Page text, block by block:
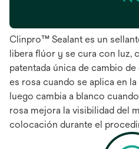
Clinpro™ Sealant es un
libera flúor y se cura con luz,
patentada única de cambio
es rosa cuando se aplica en
luego cambia a blanco
rosa mejora la visibilidad del
colocación durante el